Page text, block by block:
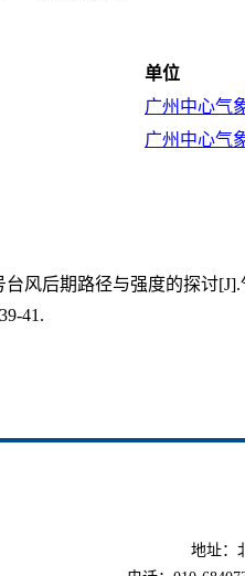
单位
广州中心气
广州中心气
台风后期路径与强度的探讨[J].
41.
地址：